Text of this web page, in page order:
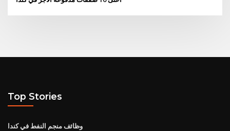
Top Stories
وظائف منجم النفط في كندا